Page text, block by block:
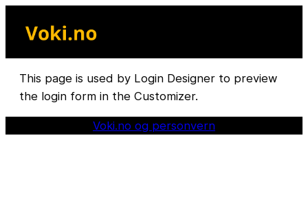
This page is used by Login Designer to preview
the login form in the Customizer.
Voki.no og personvern